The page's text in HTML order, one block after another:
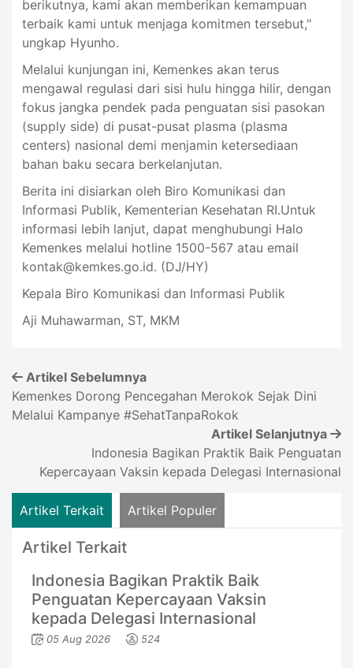
berikutnya, kami akan memberikan kemampuan
terbaik kami untuk menjaga komitmen tersebut,"
ungkap Hyunho.
Melalui kunjungan ini, Kemenkes akan terus
mengawal regulasi dari sisi hulu hingga hilir, dengan
fokus jangka pendek pada penguatan sisi pasokan
(supply side) di pusat-pusat plasma (plasma
centers) nasional demi menjamin ketersediaan
bahan baku secara berkelanjutan.
Berita ini disiarkan oleh Biro Komunikasi dan
Informasi Publik, Kementerian Kesehatan RI.Untuk
informasi lebih lanjut, dapat menghubungi Halo
Kemenkes melalui hotline 1500-567 atau email
kontak@kemkes.go.id. (DJ/HY)
Kepala Biro Komunikasi dan Informasi Publik
Aji Muhawarman, ST, MKM
Artikel Sebelumnya
Kemenkes Dorong Pencegahan Merokok Sejak Dini
Melalui Kampanye #SehatTanpaRokok
Artikel Selanjutnya
Indonesia Bagikan Praktik Baik Penguatan
Kepercayaan Vaksin kepada Delegasi Internasional
Artikel Terkait Artikel Populer
Artikel Terkait
Indonesia Bagikan Praktik Baik
Penguatan Kepercayaan Vaksin
kepada Delegasi Internasional
05 Aug 2026 524